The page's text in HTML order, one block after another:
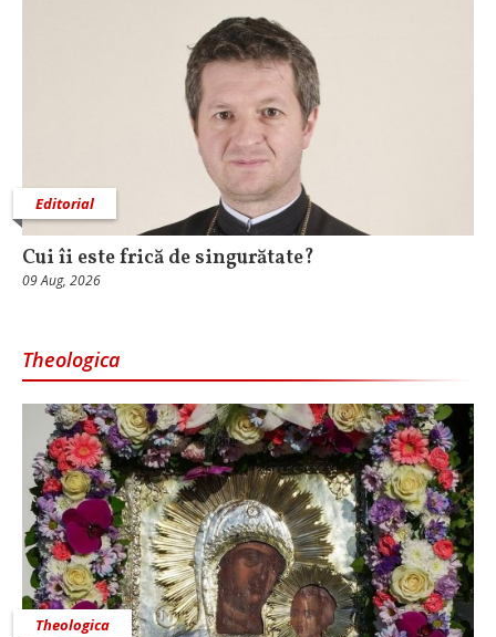
Editorial
Cui îi este frică de singurătate?
09 Aug, 2026
Theologica
Theologica